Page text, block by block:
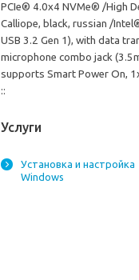
PCIe® 4.0x4 NVMe® /High
Calliope, black, russian /
USB 3.2 Gen 1), with data
microphone combo jack
supports Smart Power On,
::
Услуги
Установка и настройка
Windows